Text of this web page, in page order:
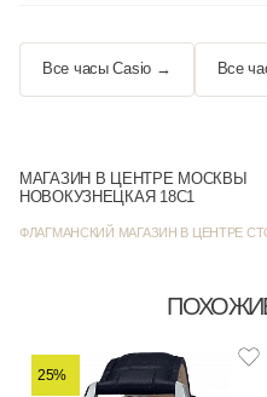
Все часы Casio → Все
МАГАЗИН В ЦЕНТРЕ МОСКВЫ
НОВОКУЗНЕЦКАЯ 18С1
ФЛАГМАНСКИЙ МАГАЗИН В ЦЕНТРЕ
25%